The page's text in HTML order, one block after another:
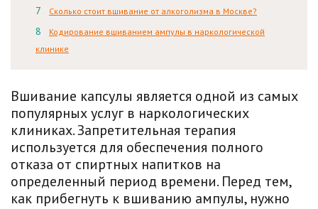
Сколько стоит вшивание от алкоголизма в Москве?
Кодирование вшиванием ампулы в наркологической
клинике
Вшивание капсулы является одной из самых
популярных услуг в наркологических
клиниках. Запретительная терапия
используется для обеспечения полного
отказа от спиртных напитков на
определенный период времени. Перед тем,
как прибегнуть к вшиванию ампулы, нужно